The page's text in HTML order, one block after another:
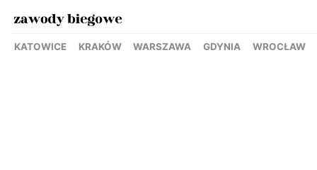
KATOWICE KRAKÓW WARSZAWA GDYNIA WROCŁAW